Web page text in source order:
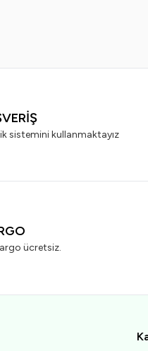
sistemini kullanmaktayız
ücretsiz.